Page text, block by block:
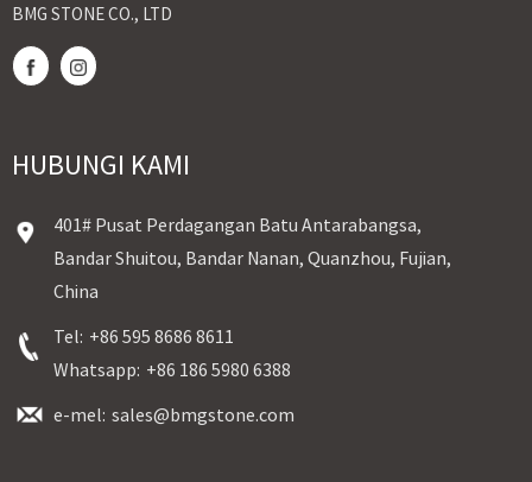
BMG STONE CO., LTD
HUBUNGI KAMI
401# Pusat Perdagangan Batu Antarabangsa,
Bandar Shuitou, Bandar Nanan, Quanzhou, Fujian,
China
Tel: +86 595 8686 8611
Whatsapp: +86 186 5980 6388
e-mel: sales@bmgstone.com